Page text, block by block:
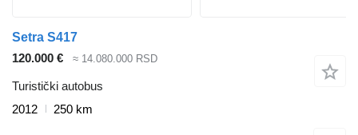
Setra S417
120.000 €
≈ 14.080.000 RSD
Turistički autobus
2012
250 km